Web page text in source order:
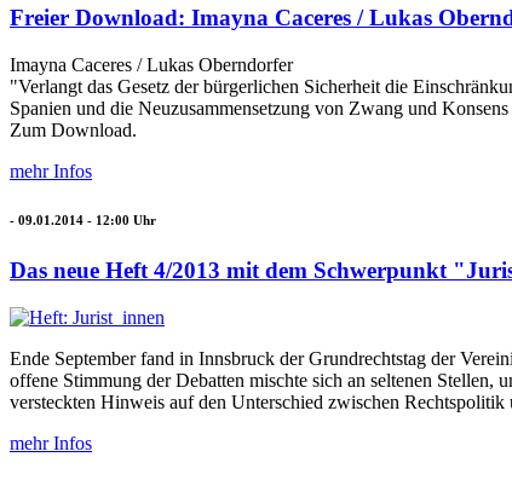
Freier Download: Imayna Caceres / Lukas
Imayna Caceres / Lukas Oberndorfer
"Verlangt das Gesetz der bürgerlichen Sicherheit die
Spanien und die Neuzusammensetzung von Zwang und
Zum Download.
mehr Infos
- 09.01.2014 - 12:00 Uhr
Das neue Heft 4/2013 mit dem Schwerpunkt
Ende September fand in Innsbruck der Grundrechtstag der
offene Stimmung der Debatten mischte sich an seltenen
versteckten Hinweis auf den Unterschied zwischen Rechtspolitik
mehr Infos